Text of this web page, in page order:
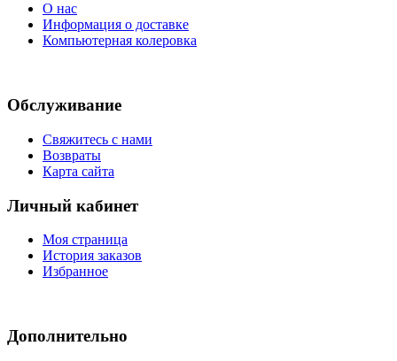
О нас
Информация о доставке
Компьютерная колеровка
Обслуживание
Свяжитесь с нами
Возвраты
Карта сайта
Личный кабинет
Моя страница
История заказов
Избранное
Дополнительно